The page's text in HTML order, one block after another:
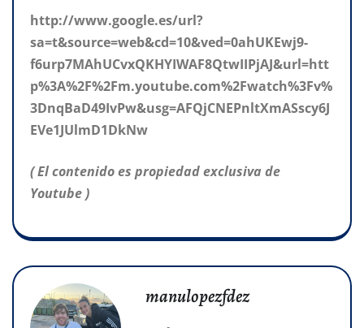
http://www.google.es/url?
sa=t&source=web&cd=10&ved=0ahUKEwj9-
f6urp7MAhUCvxQKHYIWAF8QtwIIPjAJ&url=htt
p%3A%2F%2Fm.youtube.com%2Fwatch%3Fv%
3DnqBaD49IvPw&usg=AFQjCNEPnltXmASscy6J
EVe1JUlmD1DkNw
( El contenido es propiedad exclusiva de
Youtube )
manulopezfdez